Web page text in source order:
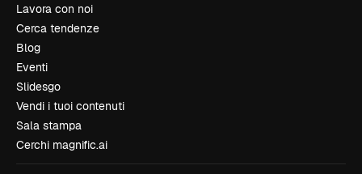
Lavora con noi
Cerca tendenze
Blog
Eventi
Slidesgo
Vendi i tuoi contenuti
Sala stampa
Cerchi magnific.ai